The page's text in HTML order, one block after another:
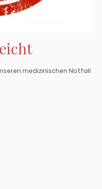
medizinischen Notfall